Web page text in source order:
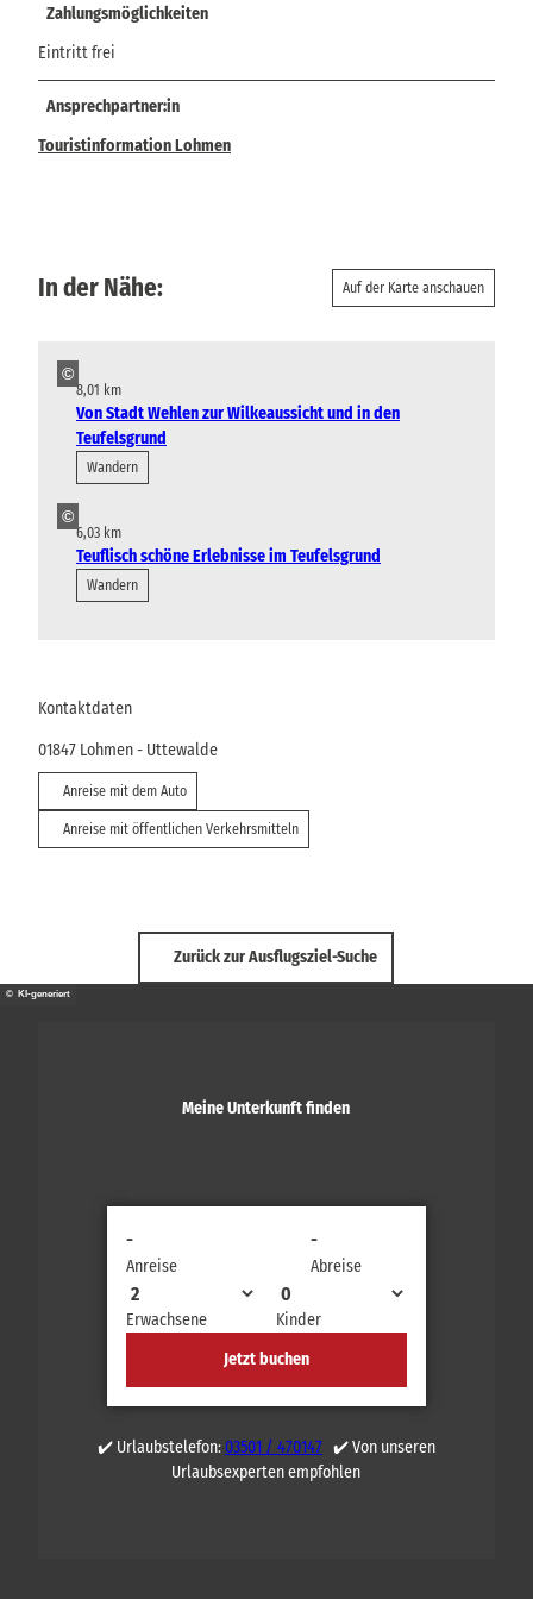
Zahlungsmöglichkeiten
Eintritt frei
Ansprechpartner:in
Touristinformation Lohmen
In der Nähe: Auf der Karte anschauen
©
8,01 km
Von Stadt Wehlen zur Wilkeaussicht und in den
Teufelsgrund
Wandern
©
6,03 km
Teuflisch schöne Erlebnisse im Teufelsgrund
Wandern
Kontaktdaten
01847 Lohmen- Uttewalde
Anreise mit dem Auto
Anreise mit öffentlichen Verkehrsmitteln
Zurück zur Ausflugsziel-Suche
© KI-generiert
Meine Unterkunft finden
Anreise
-
Abreise
-
Erwachsene
Kinder
Jetzt buchen
✔️ Urlaubstelefon:03501 / 470147✔️ Von unseren
Urlaubsexperten empfohlen